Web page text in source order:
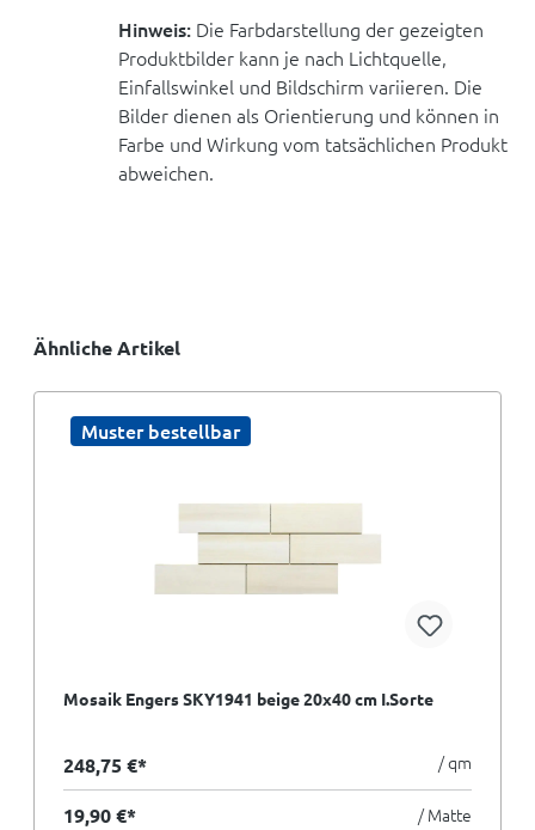
Hinweis: Die Farbdarstellung der gezeigten
Produktbilder kann je nach Lichtquelle,
Einfallswinkel und Bildschirm variieren. Die
Bilder dienen als Orientierung und können in
Farbe und Wirkung vom tatsächlichen Produkt
abweichen.
Ähnliche Artikel
Muster bestellbar
Mosaik Engers SKY1941 beige 20x40 cm I.Sorte
248,75 €* / qm
19,90 €* / Matte